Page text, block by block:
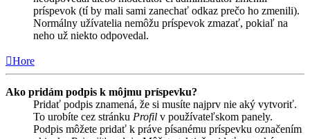
príspevok (tí by mali sami zanechať odkaz prečo ho zmenili).
Normálny užívatelia nemôžu príspevok zmazať, pokiaľ na
neho už niekto odpovedal.
Hore
Ako pridám podpis k môjmu príspevku?
Pridať podpis znamená, že si musíte najprv nie aký vytvoriť.
To urobíte cez stránku Profil v používateľskom panely.
Podpis môžete pridať k práve písanému príspevku označením